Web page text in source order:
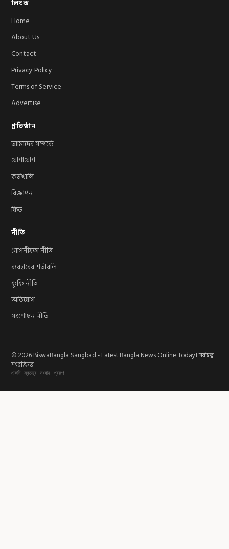
লিংক
Home
About Us
Contact
Privacy Policy
Terms of Service
Advertise
প্রতিষ্ঠান
আমাদের সম্পর্কে
যোগাযোগ
কর্মখালি
বিজ্ঞাপন
ফিড
নীতি
গোপনীয়তা নীতি
ব্যবহারের শর্তাবলি
কুকি নীতি
অভিযোগ
সংশোধন নীতি
© 2026 BiswaBangla Sangbad - Latest Bangla News Online Today। সর্বস্বত্ব
সংরক্ষিত।
একটি স্বতন্ত্র সংবাদ প্রকল্প